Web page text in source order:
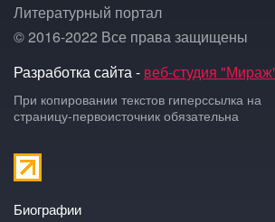
Литературный портал
© 2016-2022 Все права защищены
Разработка сайта - веб-студия
При копировании текстов гиперссылка на
страницу-первоисточник обязательна
Биографии